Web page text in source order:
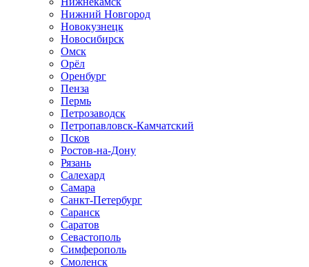
Нижний Новгород
Новокузнецк
Новосибирск
Омск
Орёл
Оренбург
Пенза
Пермь
Петрозаводск
Петропавловск-Камчатский
Псков
Ростов-на-Дону
Рязань
Салехард
Самара
Санкт-Петербург
Саранск
Саратов
Севастополь
Симферополь
Смоленск